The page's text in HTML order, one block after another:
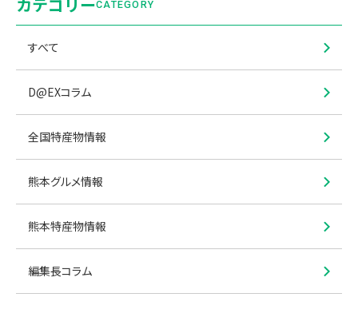
CATEGORY
すべて
D@EXコラム
全国特産物情報
熊本グルメ情報
熊本特産物情報
編集長コラム